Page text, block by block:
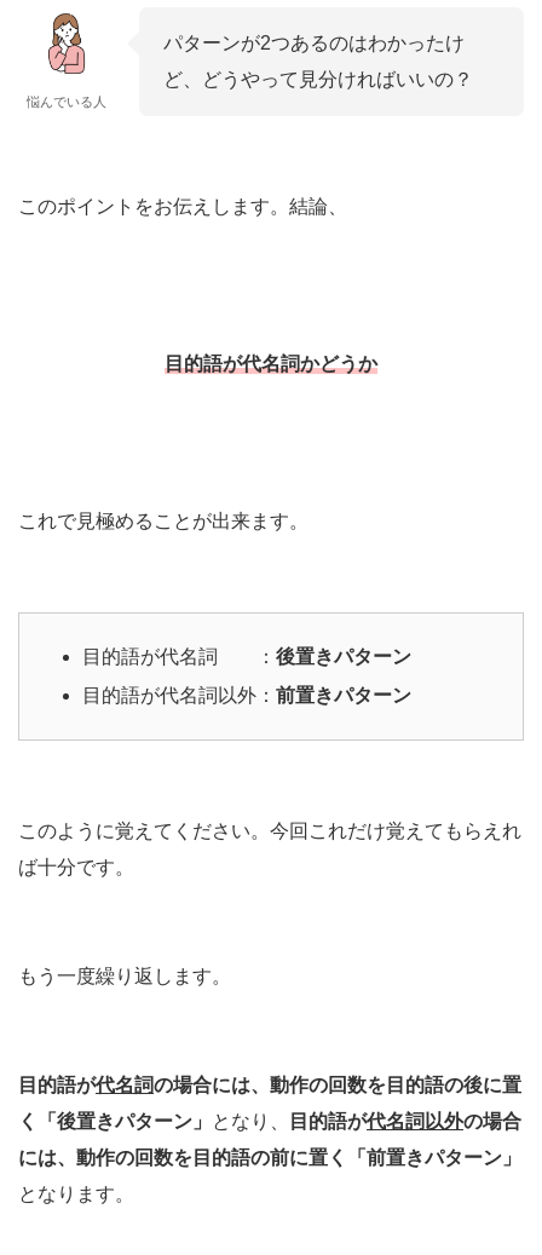
悩んでいる人
パターンが2つあるのはわかったけ
ど、どうやって見分ければいいの？
このポイントをお伝えします。結論、
目的語が代名詞かどうか
これで見極めることが出来ます。
目的語が代名詞 ： 後置きパターン
目的語が代名詞以外： 前置きパターン
このように覚えてください。今回これだけ覚えてもらえれ
ば十分です。
もう一度繰り返します。
目的語が代名詞の場合には、動作の回数を目的語の後に置
く「後置きパターン」
となり、 目的語が代名詞以外の場合
には、動作の回数を目的語の前に置く「前置きパターン」
となります。